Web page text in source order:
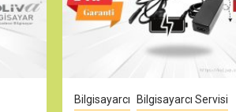
Bilgisayarcı
Bilgisayarcı Servisi